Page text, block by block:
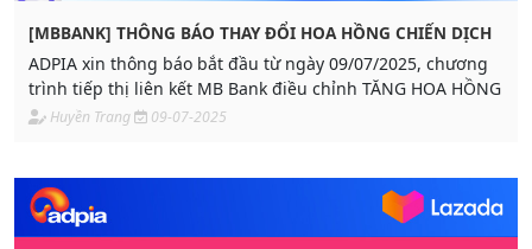
[MBBANK] THÔNG BÁO THAY ĐỔI HOA HỒNG CHIẾN DỊCH
ADPIA xin thông báo bắt đầu từ ngày 09/07/2025, chương
trình tiếp thị liên kết MB Bank điều chỉnh TĂNG HOA HỒNG
Huyền Trang 09-07-2025